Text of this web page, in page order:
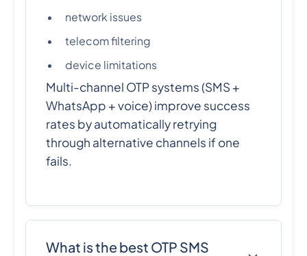
network issues
telecom filtering
device limitations
Multi-channel OTP systems (SMS +
WhatsApp + voice) improve success
rates by automatically retrying
through alternative channels if one
fails.
What is the best OTP SMS